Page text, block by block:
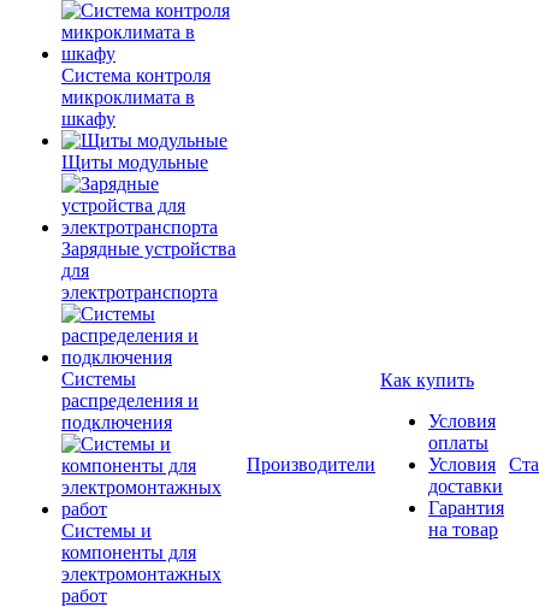
Система контроля
микроклимата в
шкафу
Щиты модульные
Зарядные устройства
для
электротранспорта
Системы
распределения и
подключения
Системы и
компоненты для
электромонтажных
работ
Производители
Как купить
Условия
оплаты
Условия
доставки
Гарантия
на товар